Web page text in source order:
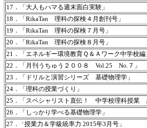
17．「大人もハマる週末面白実験」
18．「RikaTan 理科の探検４月創刊号」
19．「RikaTan 理科の探検７月号」
20．「RikaTan 理科の探検８月号」
21．「エネルギー環境教育Ｑ＆Ａワーク中学校編
22．「月刊うちゅう２００８ Vol.25 No.７」
23．「ドリルと演習シリーズ 基礎物理学」
24．「理科の授業づくり」
25．「スペシャリスト直伝！ 中学校理科授業
26．「しっかり学べる基礎物理学」
27． 「 授業力＆学級統率力 2015年3月号」